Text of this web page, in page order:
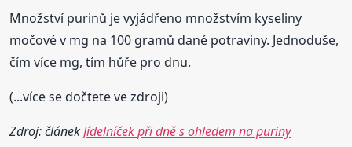
Množství purinů je vyjádřeno množstvím kyseliny
močové v mg na 100 gramů dané potraviny. Jednoduše,
čím více mg, tím hůře pro dnu.
(...více se dočtete ve zdroji)
Zdroj: článekJídelníček při dně s ohledem na puriny